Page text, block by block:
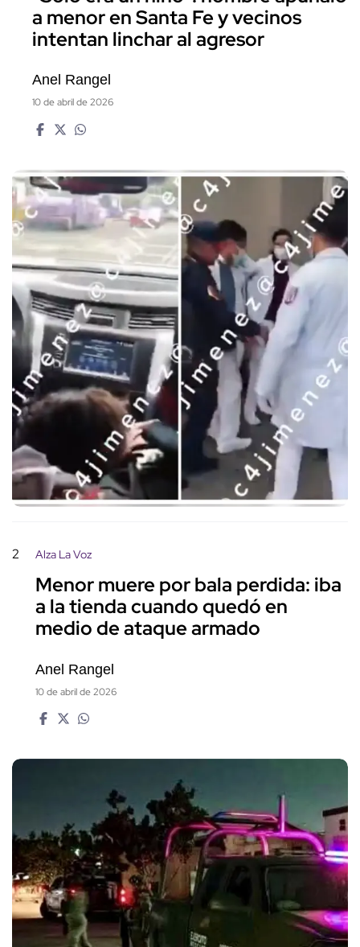
a menor en Santa Fe y vecinos
intentan linchar al agresor
Anel Rangel
10 de abril de 2026
2 Alza La Voz
Menor muere por bala perdida: iba
a la tienda cuando quedó en
medio de ataque armado
Anel Rangel
10 de abril de 2026